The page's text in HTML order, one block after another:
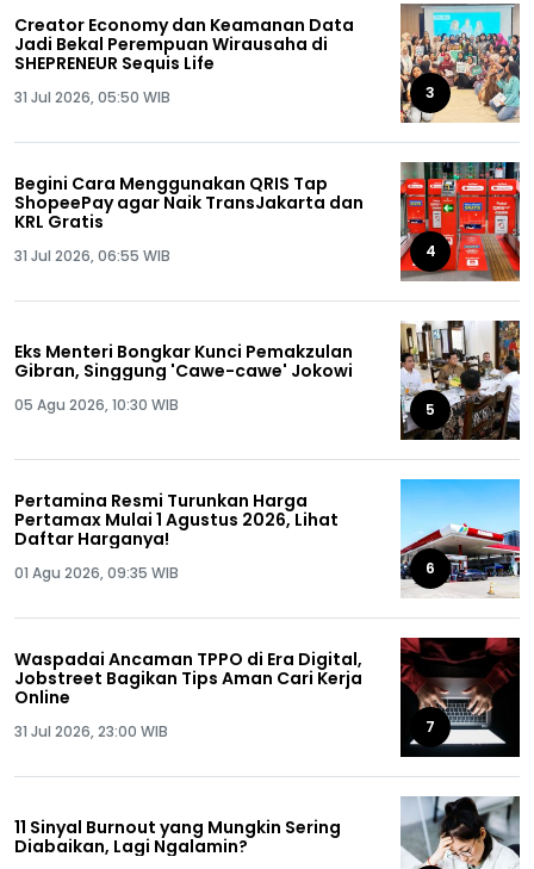
Creator Economy dan Keamanan Data
Jadi Bekal Perempuan Wirausaha di
SHEPRENEUR Sequis Life
31 Jul 2026, 05:50 WIB 3
Begini Cara Menggunakan QRIS Tap
ShopeePay agar Naik TransJakarta dan
KRL Gratis
31 Jul 2026, 06:55 WIB 4
Eks Menteri Bongkar Kunci Pemakzulan
Gibran, Singgung 'Cawe-cawe' Jokowi
05 Agu 2026, 10:30 WIB 5
Pertamina Resmi Turunkan Harga
Pertamax Mulai 1 Agustus 2026, Lihat
Daftar Harganya!
01 Agu 2026, 09:35 WIB 6
Waspadai Ancaman TPPO di Era Digital,
Jobstreet Bagikan Tips Aman Cari Kerja
Online
31 Jul 2026, 23:00 WIB 7
11 Sinyal Burnout yang Mungkin Sering
Diabaikan, Lagi Ngalamin?